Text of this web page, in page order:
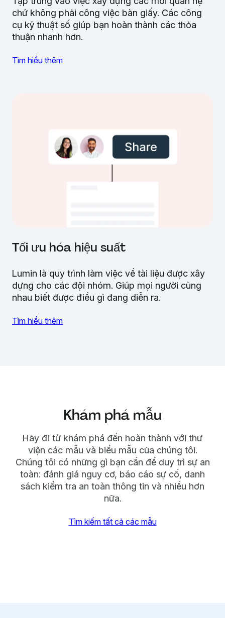
chứ không phải công việc bàn giấy. Các công
cụ kỹ thuật số giúp bạn hoàn thành các thỏa
thuận nhanh hơn.
Tìm hiểu thêm
Tối ưu hóa hiệu suất
Lumin là quy trình làm việc về tài liệu được xây
dựng cho các đội nhóm. Giúp mọi người cùng
nhau biết được điều gì đang diễn ra.
Tìm hiểu thêm
Khám phá mẫu
Hãy đi từ khám phá đến hoàn thành với thư
viện các mẫu và biểu mẫu của chúng tôi.
Chúng tôi có những gì bạn cần để duy trì sự an
toàn: đánh giá nguy cơ, báo cáo sự cố, danh
sách kiểm tra an toàn thông tin và nhiều hơn
nữa.
Tìm kiếm tất cả các mẫu